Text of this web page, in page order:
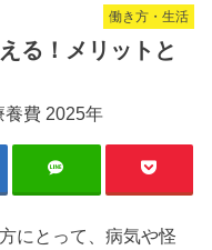
働き方・生活
る！メリットと
にとって、病気や怪